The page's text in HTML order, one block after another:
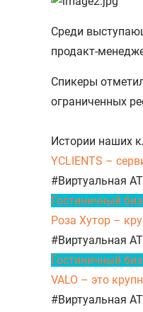
Среди
продакт-
Спикеры
ограниченных
Истории наших
YCLIENTS –
#Виртуальная
Гостиничный
Роза Хутор –
#Виртуальная
Гостиничный
VALO – это
#Виртуальная